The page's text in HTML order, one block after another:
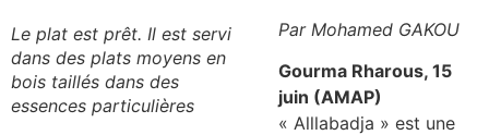
Le plat est prêt. Il est servi
dans des plats moyens en
bois taillés dans des
essences particulières
Par Mohamed GAKOU
Gourma Rharous, 15
juin (AMAP)
« Alllabadja » est une